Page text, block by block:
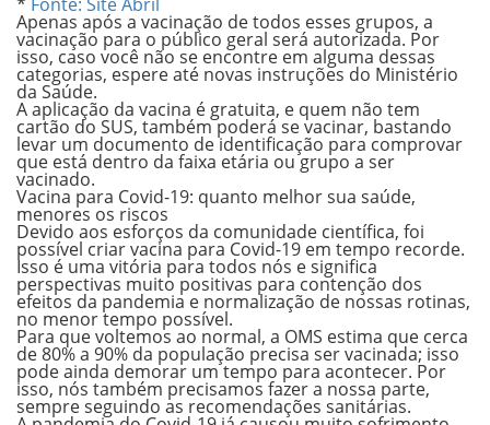
Apenas após a vacinação de todos esses grupos, a
vacinação para o público geral será autorizada. Por
isso, caso você não se encontre em alguma dessas
categorias, espere até novas instruções do Ministério
da Saúde.
A aplicação da vacina é gratuita, e quem não tem
cartão do SUS, também poderá se vacinar, bastando
levar um documento de identificação para comprovar
que está dentro da faixa etária ou grupo a ser
vacinado.
Vacina para Covid-19: quanto melhor sua saúde,
menores os riscos
Devido aos esforços da comunidade científica, foi
possível criar vacina para Covid-19 em tempo recorde.
Isso é uma vitória para todos nós e significa
perspectivas muito positivas para contenção dos
efeitos da pandemia e normalização de nossas rotinas,
no menor tempo possível.
Para que voltemos ao normal, a OMS estima que cerca
de80% a 90% da população precisa ser vacinada; isso
pode ainda demorar um tempo para acontecer. Por
isso, nós também precisamos fazer a nossa parte,
sempre seguindo as recomendações sanitárias.